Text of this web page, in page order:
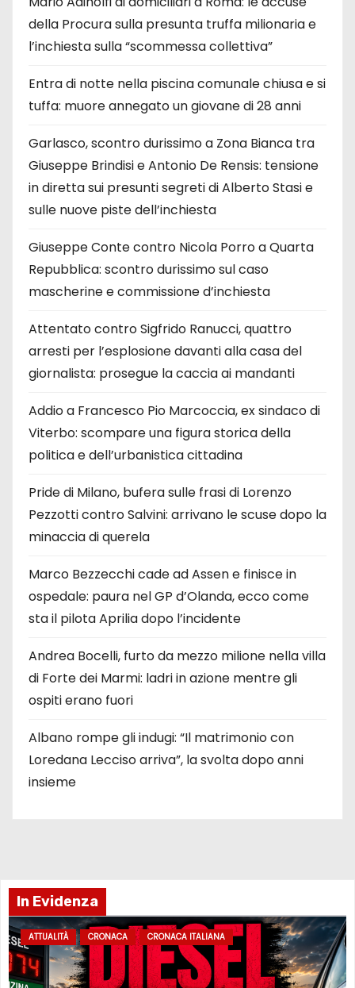
della Procura sulla presunta truffa milionaria e
l’inchiesta sulla “scommessa collettiva”
Entra di notte nella piscina comunale chiusa e si
tuffa: muore annegato un giovane di 28 anni
Garlasco, scontro durissimo a Zona Bianca tra
Giuseppe Brindisi e Antonio De Rensis: tensione
in diretta sui presunti segreti di Alberto Stasi e
sulle nuove piste dell’inchiesta
Giuseppe Conte contro Nicola Porro a Quarta
Repubblica: scontro durissimo sul caso
mascherine e commissione d’inchiesta
Attentato contro Sigfrido Ranucci, quattro
arresti per l’esplosione davanti alla casa del
giornalista: prosegue la caccia ai mandanti
Addio a Francesco Pio Marcoccia, ex sindaco di
Viterbo: scompare una figura storica della
politica e dell’urbanistica cittadina
Pride di Milano, bufera sulle frasi di Lorenzo
Pezzotti contro Salvini: arrivano le scuse dopo la
minaccia di querela
Marco Bezzecchi cade ad Assen e finisce in
ospedale: paura nel GP d’Olanda, ecco come
sta il pilota Aprilia dopo l’incidente
Andrea Bocelli, furto da mezzo milione nella villa
di Forte dei Marmi: ladri in azione mentre gli
ospiti erano fuori
Albano rompe gli indugi: “Il matrimonio con
Loredana Lecciso arriva”, la svolta dopo anni
insieme
In Evidenza
ATTUALITÀ CRONACA CRONACA ITALIANA